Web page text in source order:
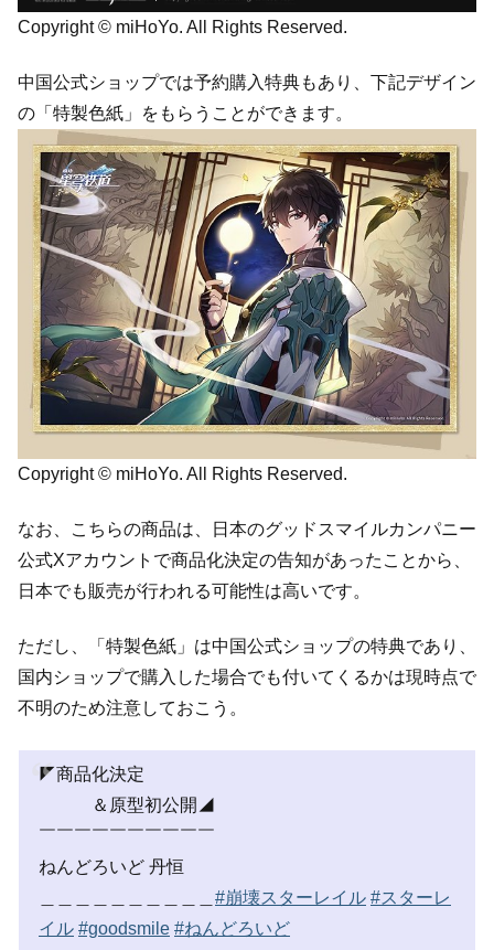
Copyright © miHoYo. All Rights Reserved.
中国公式ショップでは予約購入特典もあり、下記デザイン
の「特製色紙」をもらうことができます。
Copyright © miHoYo. All Rights Reserved.
なお、こちらの商品は、日本のグッドスマイルカンパニー
公式Xアカウントで商品化決定の告知があったことから、
日本でも販売が行われる可能性は高いです。
ただし、「特製色紙」は中国公式ショップの特典であり、
国内ショップで購入した場合でも付いてくるかは現時点で
不明のため注意しておこう。
◤商品化決定
＆原型初公開◢
￣￣￣￣￣￣￣￣￣￣
ねんどろいど 丹恒
#崩壊スターレイル #スターレ
イル #goodsmile #ねんどろいど